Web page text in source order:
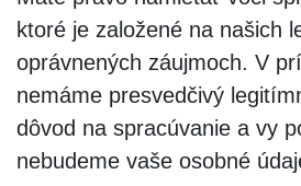
ktoré je založené na našich
oprávnených záujmoch. V
nemáme presvedčivý
dôvod na spracúvanie a vy
nebudeme vaše osobné